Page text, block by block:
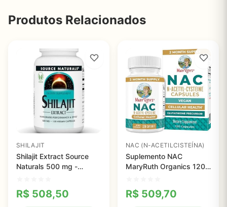
Produtos Relacionados
SHILAJIT
Shilajit Extract Source
Naturals 500 mg -
Performance
R$ 508,50
NAC (N-ACETILCISTEÍNA)
Suplemento NAC
MaryRuth Organics 120
para Saúde do Fígado
R$ 509,70